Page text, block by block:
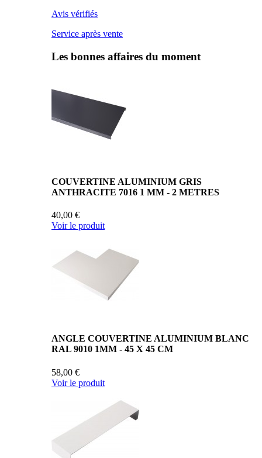
Avis vérifiés
Service après vente
Les bonnes affaires du moment
COUVERTINE ALUMINIUM GRIS
ANTHRACITE 7016 1 MM - 2 METRES
40,00 €
Voir le produit
ANGLE COUVERTINE ALUMINIUM BLANC
RAL 9010 1MM - 45 X 45 CM
58,00 €
Voir le produit